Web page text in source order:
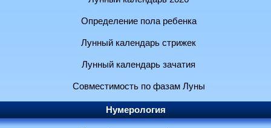
Определение пола ребенка
Лунный календарь стрижек
Лунный календарь зачатия
Совместимость по фазам Луны
Нумерология